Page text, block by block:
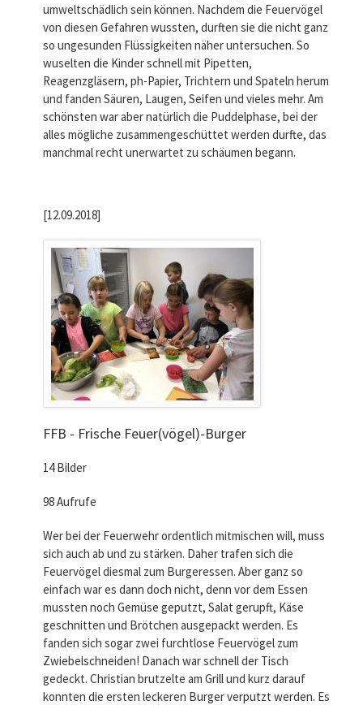
umweltschädlich sein können. Nachdem die Feuervögel
von diesen Gefahren wussten, durften sie die nicht ganz
so ungesunden Flüssigkeiten näher untersuchen. So
wuselten die Kinder schnell mit Pipetten,
Reagenzgläsern, ph-Papier, Trichtern und Spateln herum
und fanden Säuren, Laugen, Seifen und vieles mehr. Am
schönsten war aber natürlich die Puddelphase, bei der
alles mögliche zusammengeschüttet werden durfte, das
manchmal recht unerwartet zu schäumen begann.
[12.09.2018]
FFB - Frische Feuer(vögel)-Burger
14 Bilder
98 Aufrufe
Wer bei der Feuerwehr ordentlich mitmischen will, muss
sich auch ab und zu stärken. Daher trafen sich die
Feuervögel diesmal zum Burgeressen. Aber ganz so
einfach war es dann doch nicht, denn vor dem Essen
mussten noch Gemüse geputzt, Salat gerupft, Käse
geschnitten und Brötchen ausgepackt werden. Es
fanden sich sogar zwei furchtlose Feuervögel zum
Zwiebelschneiden! Danach war schnell der Tisch
gedeckt. Christian brutzelte am Grill und kurz darauf
konnten die ersten leckeren Burger verputzt werden. Es